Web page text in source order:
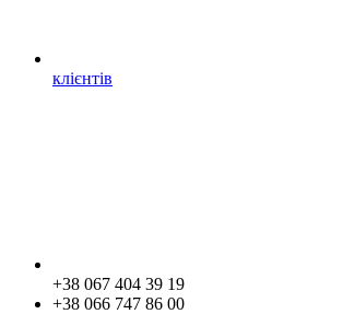
клієнтів
+38 067 404 39 19
+38 066 747 86 00